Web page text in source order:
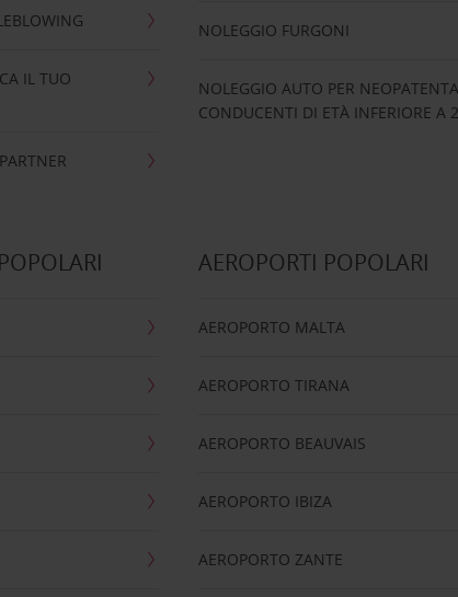
IL TUO
NOLEGGIO FURGONI
NOLEGGIO AUTO PER
CONDUCENTI DI ETÀ INFERIORE A
AEROPORTI POPOLARI
AEROPORTO MALTA
AEROPORTO TIRANA
AEROPORTO BEAUVAIS
AEROPORTO IBIZA
AEROPORTO ZANTE